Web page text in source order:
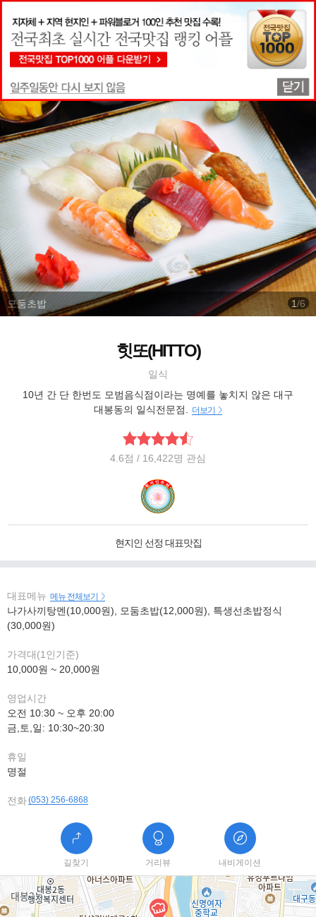
맛집상세정보
모둠초밥 1/6
힛또(HITTO)
일식
10년 간 단 한번도 모범음식점이라는 명예를 놓치지 않은 대구
대봉동의 일식전문점.
더보기
4.6점 / 16,422명 관심
현지인 선정 대표맛집
대표메뉴 메뉴 전체보기
나가사끼탕멘(10,000원), 모둠초밥(12,000원), 특생선초밥정식
(30,000원)
가격대(1인기준)
10,000원 ~ 20,000원
영업시간
오전 10:30 ~ 오후 20:00
금,토,일: 10:30~20:30
휴일
명절
전화(053) 256-6868
길찾기 거리뷰 내비게이션